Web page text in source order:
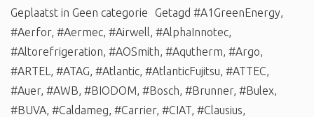
Geplaatst in Geen categorie Getagd #A1GreenEnergy,
#Aerfor, #Aermec, #Airwell, #AlphaInnotec,
#Altorefrigeration, #AOSmith, #Aqutherm, #Argo,
#ARTEL , #ATAG, #Atlantic, #AtlanticFujitsu, #ATTEC,
#Auer, #AWB, #BIODOM, #Bosch, #Brunner, #Bulex,
#BUVA, #Caldameg, #Carrier, #CIAT, #Clausius,